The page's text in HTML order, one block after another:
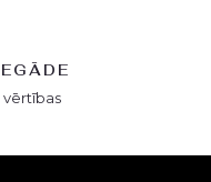
vērtības